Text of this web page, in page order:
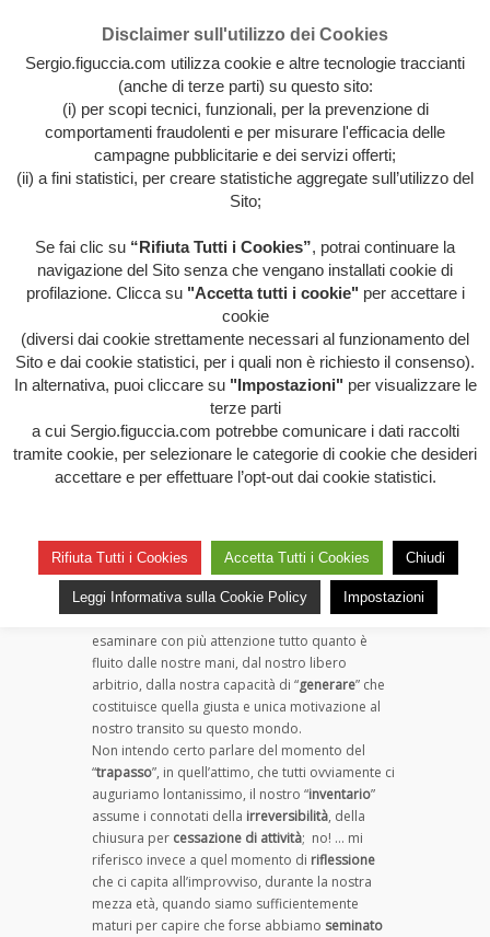
Archivio intera attività artistica di Sergio Figuccia & Opinionismo
personale
HOME/ARTE A GOGÒ/EVIDENZA/IL BUIO
Il buio oltre la passione
noi, tutti i nodi vengono inesorabilmente al
pettine.
È il tempo dell’analisi deiricordi di una vita,
l’occasione che si presenta a una certa età di
esaminare con più attenzione tutto quanto è
fluito dalle nostre mani, dal nostro libero
arbitrio, dalla nostra capacità di “generare” che
costituisce quella giusta e unica motivazione al
nostro transito su questo mondo.
Non intendo certo parlare del momento del
“trapasso”, in quell’attimo, che tutti ovviamente ci
auguriamo lontanissimo, il nostro “inventario”
assume i connotati della irreversibilità, della
chiusura per cessazione di attività; no! … mi
riferisco invece a quel momento di riflessione
che ci capita all’improvviso, durante la nostra
mezza età, quando siamo sufficientemente
maturi per capire che forse abbiamo seminato
Disclaimer sull'utilizzo dei Cookies
Sergio.figuccia.com utilizza cookie e altre tecnologie traccianti
(anche di terze parti) su questo sito:
(i) per scopi tecnici, funzionali, per la prevenzione di
comportamenti fraudolenti e per misurare l'efficacia delle
campagne pubblicitarie e dei servizi offerti;
(ii) a fini statistici, per creare statistiche aggregate sull’utilizzo del
Sito;
Se fai clic su “Rifiuta Tutti i Cookies”, potrai continuare la
navigazione del Sito senza che vengano installati cookie di
profilazione. Clicca su "Accetta tutti i cookie" per accettare i
cookie
(diversi dai cookie strettamente necessari al funzionamento del
Sito e dai cookie statistici, per i quali non è richiesto il consenso).
In alternativa, puoi cliccare su "Impostazioni" per visualizzare le
terze parti
a cui Sergio.figuccia.com potrebbe comunicare i dati raccolti
tramite cookie, per selezionare le categorie di cookie che desideri
accettare e per effettuare l’opt-out dai cookie statistici.
Rifiuta Tutti i Cookies Accetta Tutti i Cookies Chiudi
Leggi Informativa sulla Cookie Policy Impostazioni